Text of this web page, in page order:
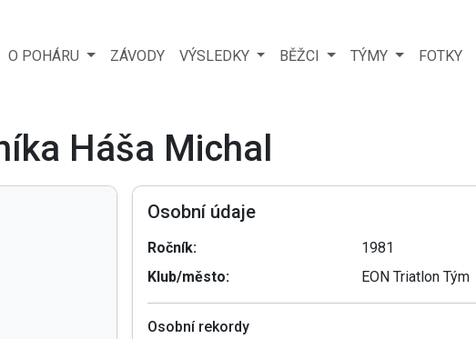
O POHÁRU ZÁVODY VÝSLEDKY BĚŽCI TÝMY FOTKY
Háša Michal
Osobní údaje
Ročník:
1981
Klub/město:
EON Triatlon Tým
Osobní rekordy